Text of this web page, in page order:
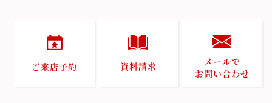
ご来店予約 資料請求
メールで
お問い合わせ